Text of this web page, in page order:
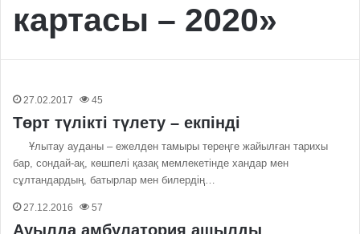
картасы – 2020»
27.02.2017 45
Төрт түлiктi түлету – екпінді
Ұлытау ауданы – ежелден тамыры тереңге жайылған тарихы
бар, сондай-ақ, көшпелі қазақ мемлекетінде хандар мен
сұлтандардың, батырлар мен билердің…
27.12.2016 57
Ауылда амбулатория ашылды